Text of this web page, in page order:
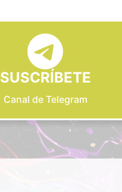
SUSCRÍBETE
Canal de Telegram